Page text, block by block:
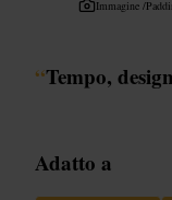
Immagine /
“Tempo,
Adatto a